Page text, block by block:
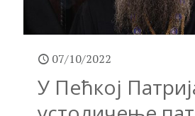
07/10/2022
У Пећкој